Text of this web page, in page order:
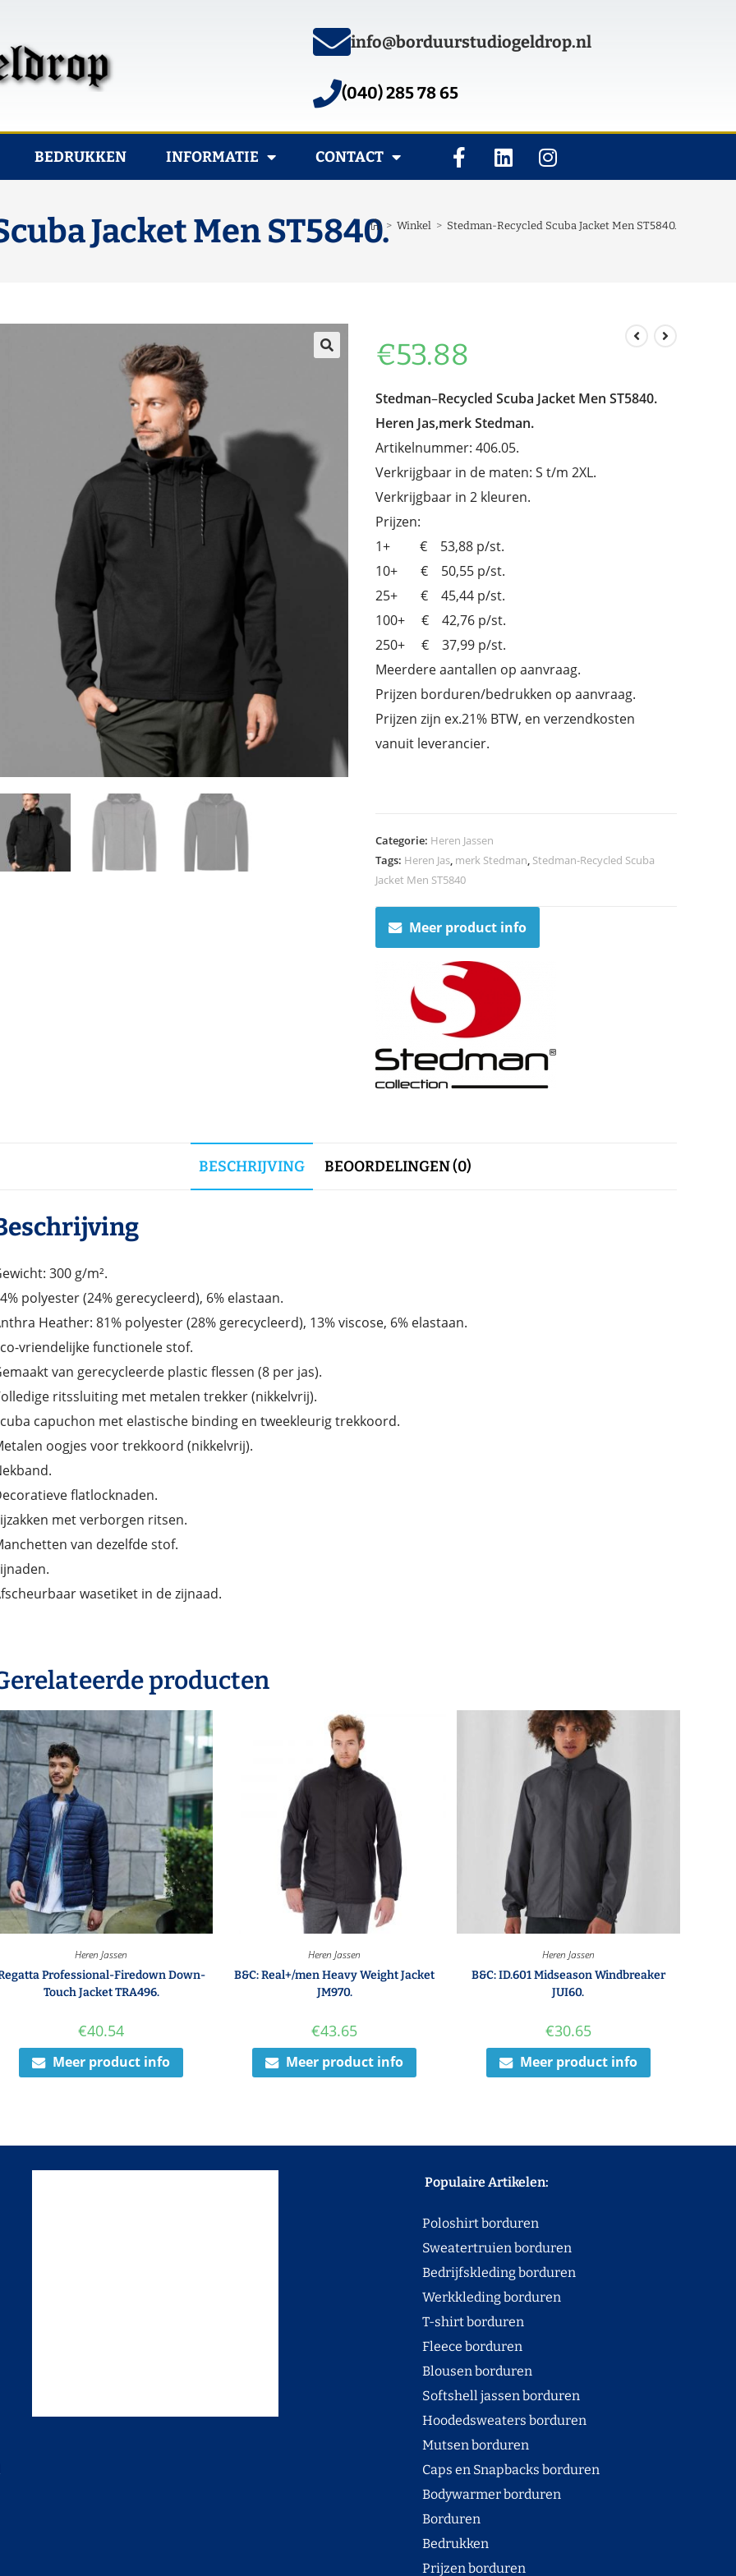
info@borduurstudiogeldrop.nl
(040) 285 78 65
BEDRUKKEN INFORMATIE CONTACT
Jacket Men ST5840.> Winkel > Stedman-Recycled Scuba Jacket Men ST5840.
€53.88
Stedman–Recycled Scuba Jacket Men ST5840.
Heren Jas,merk Stedman.
Artikelnummer: 406.05.
Verkrijgbaar in de maten: S t/m 2XL.
Verkrijgbaar in 2 kleuren.
Prijzen:
1+ € 53,88 p/st.
10+ € 50,55 p/st.
25+ € 45,44 p/st.
100+ € 42,76 p/st.
250+ € 37,99 p/st.
Meerdere aantallen op aanvraag.
Prijzen borduren/bedrukken op aanvraag.
Prijzen zijn ex.21% BTW, en verzendkosten
vanuit leverancier.
Categorie: Heren Jassen
Tags: Heren Jas, merk Stedman, Stedman-Recycled Scuba
Jacket Men ST5840
Meer product info
BESCHRIJVING BEOORDELINGEN (0)
300 g/m².
polyester (24% gerecycleerd), 6% elastaan.
Heather: 81% polyester (28% gerecycleerd), 13% viscose, 6% elastaan.
vriendelijke functionele stof.
van gerecycleerde plastic flessen (8 per jas).
ritssluiting met metalen trekker (nikkelvrij).
capuchon met elastische binding en tweekleurig trekkoord.
oogjes voor trekkoord (nikkelvrij).
flatlocknaden.
met verborgen ritsen.
van dezelfde stof.
wasetiket in de zijnaad.
producten
Heren Jassen
Professional-Firedown Down-
Touch Jacket TRA496.
€40.54
Meer product info
Heren Jassen
B&C: Real+/men Heavy Weight Jacket
JM970.
€43.65
Meer product info
Heren Jassen
B&C: ID.601 Midseason Windbreaker
JUI60.
€30.65
Meer product info
Populaire Artikelen:
Poloshirt borduren
Sweatertruien borduren
Bedrijfskleding borduren
Werkkleding borduren
T-shirt borduren
Fleece borduren
Blousen borduren
Softshell jassen borduren
Hoodedsweaters borduren
Mutsen borduren
Caps en Snapbacks borduren
Bodywarmer borduren
Borduren
Bedrukken
Prijzen borduren